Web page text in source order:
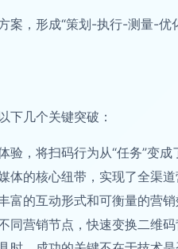
，形成“策划-执行-测量-优
下几个关键突破：
，将扫码行为从“任务”变成
的核心纽带，实现了全渠道
的互动形式和可衡量的营销
营销节点，快速变换二维码